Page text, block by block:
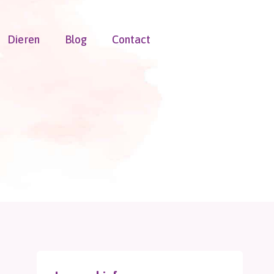
Dieren Blog Contact